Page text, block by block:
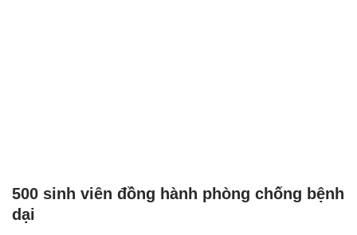
500 sinh viên đồng hành phòng chống bệnh
dại